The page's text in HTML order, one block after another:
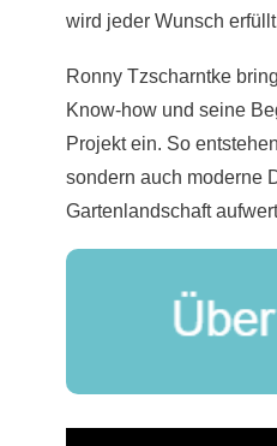
wird jeder Wunsch
Ronny Tzscharntke
Know-how und seine
Projekt ein. So
sondern auch moderne
Gartenlandschaft